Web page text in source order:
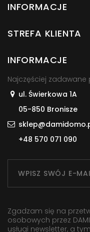
INFORMACJE
STREFA KLIENTA
INFORMACJE
Najczęściej zadawane
ul. Świerkowa 1A
05-850 Bronisze
+48 570 071 090
Zgadzam się na
osobowych przez DAMI
usługi newsletter, a